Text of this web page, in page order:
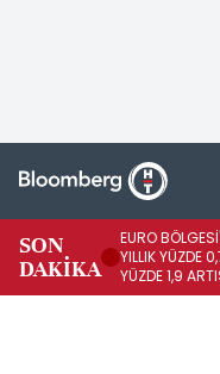
SON
DAKİKA
EURO
YILLIK YÜZDE
YÜZDE 1,9